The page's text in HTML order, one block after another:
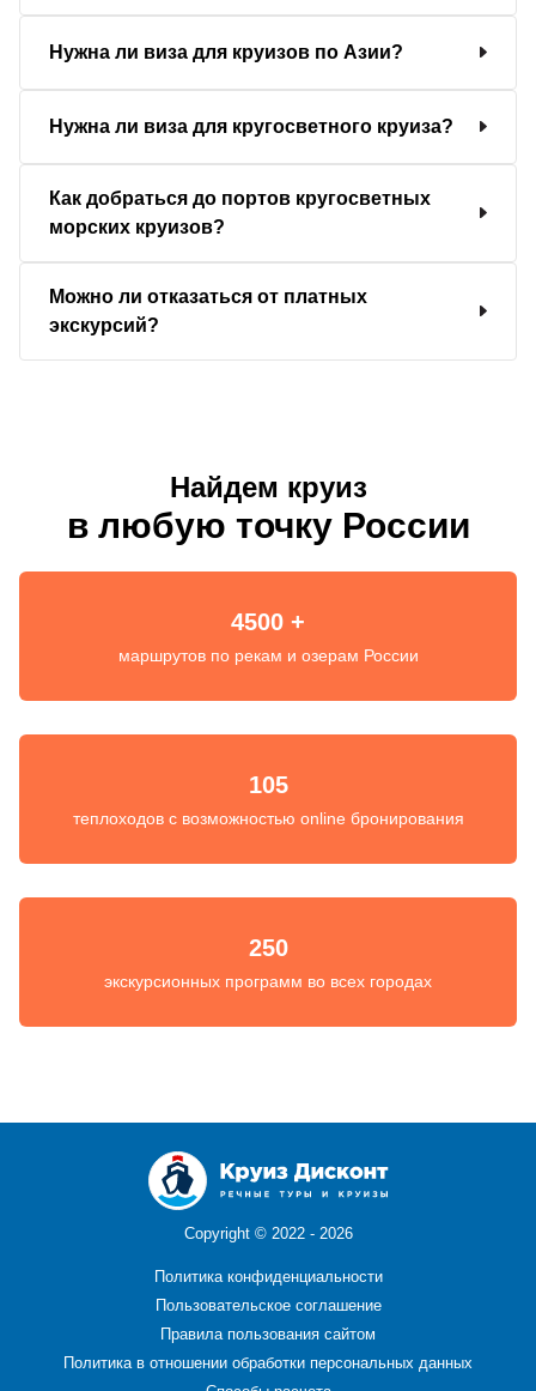
Нужна ли виза для круизов по Азии?
Нужна ли виза для кругосветного круиза?
Как добраться до портов кругосветных
морских круизов?
Можно ли отказаться от платных
экскурсий?
Найдем круиз
в любую точку России
4500 +
маршрутов по рекам и озерам России
105
теплоходов с возможностью online бронирования
250
экскурсионных программ во всех городах
Copyright © 2022 - 2026
Политика конфиденциальности
Пользовательское соглашение
Правила пользования сайтом
Политика в отношении обработки персональных данных